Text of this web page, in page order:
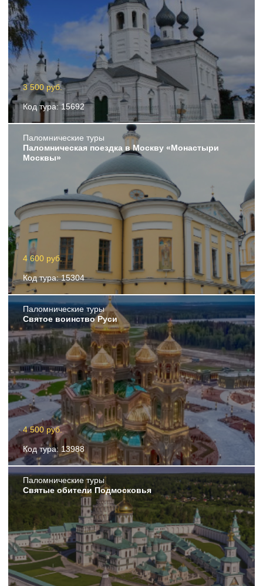
3 500 руб.
Код тура: 15692
Пaломнические туры
Паломническая поездка в Москву «Монастыри
Москвы»
4 600 руб.
Код тура: 15304
Пaломнические туры
Святое воинство Руси
4 500 руб.
Код тура: 13988
Пaломнические туры
Святые обители Подмосковья